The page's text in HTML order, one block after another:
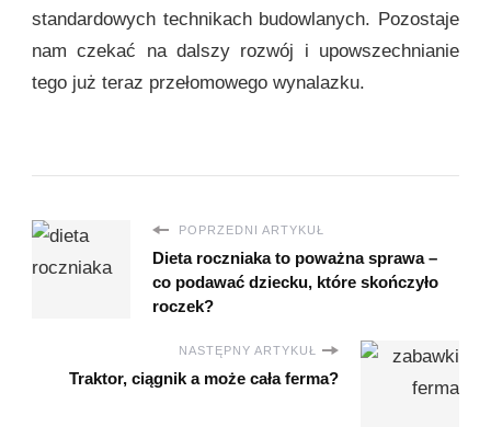
standardowych technikach budowlanych. Pozostaje
nam czekać na dalszy rozwój i upowszechnianie
tego już teraz przełomowego wynalazku.
POPRZEDNI ARTYKUŁ
Dieta roczniaka to poważna sprawa –
co podawać dziecku, które skończyło
roczek?
NASTĘPNY ARTYKUŁ
Traktor, ciągnik a może cała ferma?